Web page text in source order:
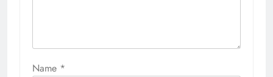
Name *